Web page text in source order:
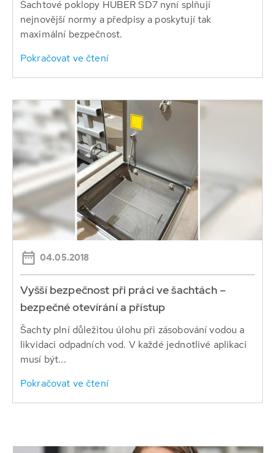
Šachtové poklopy HUBER SD7 nyní splňují
nejnovější normy a předpisy a poskytují tak
maximální bezpečnost.
Pokračovat ve čtení
04.05.2018
Vyšší bezpečnost při práci ve šachtách –
bezpečné otevírání a přístup
Šachty plní důležitou úlohu při zásobování vodou a
likvidaci odpadních vod. V každé jednotlivé aplikaci
musí být...
Pokračovat ve čtení